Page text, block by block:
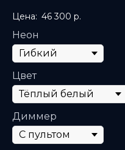
46 300 р.
Неон
Цвет
Диммер